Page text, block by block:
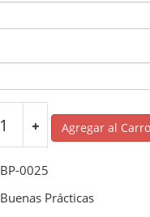
Agregar al Carro
BP-0025
Buenas Prácticas